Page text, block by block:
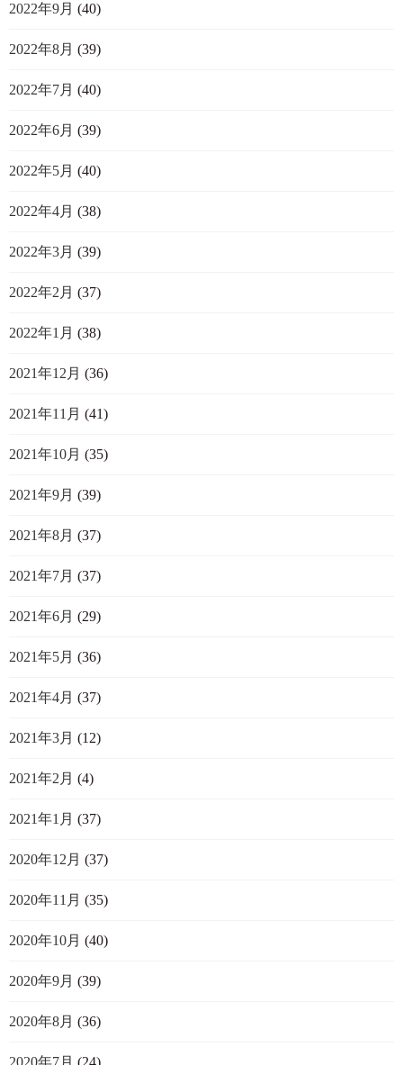
2022年9月 (40)
2022年8月 (39)
2022年7月 (40)
2022年6月 (39)
2022年5月 (40)
2022年4月 (38)
2022年3月 (39)
2022年2月 (37)
2022年1月 (38)
2021年12月 (36)
2021年11月 (41)
2021年10月 (35)
2021年9月 (39)
2021年8月 (37)
2021年7月 (37)
2021年6月 (29)
2021年5月 (36)
2021年4月 (37)
2021年3月 (12)
2021年2月 (4)
2021年1月 (37)
2020年12月 (37)
2020年11月 (35)
2020年10月 (40)
2020年9月 (39)
2020年8月 (36)